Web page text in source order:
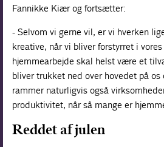
Fannikke Kiær og fortsætter:
- Selvom vi gerne vil, er vi hverken
kreative, når vi bliver forstyrret i
hjemmearbejde skal helst være et
bliver trukket ned over hovedet på os
rammer naturligvis også
produktivitet, når så mange er
Reddet af julen